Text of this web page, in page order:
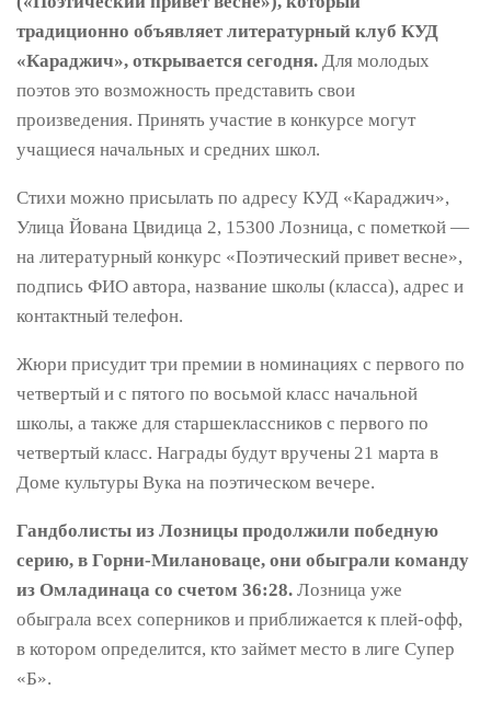
традиционно объявляет литературный клуб КУД
«Караджич», открывается сегодня. Для молодых
поэтов это возможность представить свои
произведения. Принять участие в конкурсе могут
учащиеся начальных и средних школ.
Стихи можно присылать по адресу КУД «Караджич»,
Улица Йована Цвидица 2, 15300 Лозница, с пометкой —
на литературный конкурс «Поэтический привет весне»,
подпись ФИО автора, название школы (класса), адрес и
контактный телефон.
Жюри присудит три премии в номинациях с первого по
четвертый и с пятого по восьмой класс начальной
школы, а также для старшеклассников с первого по
четвертый класс. Награды будут вручены 21 марта в
Доме культуры Вука на поэтическом вечере.
Гандболисты из Лозницы продолжили победную
серию, в Горни-Милановаце, они обыграли команду
из Омладинаца со счетом 36:28. Лозница уже
обыграла всех соперников и приближается к плей-офф,
в котором определится, кто займет место в лиге Супер
«Б».